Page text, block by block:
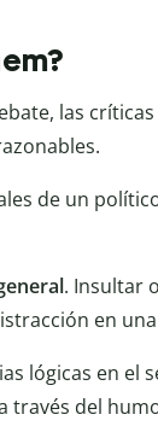
las críticas
de un
. Insultar
en
lógicas en el
través del